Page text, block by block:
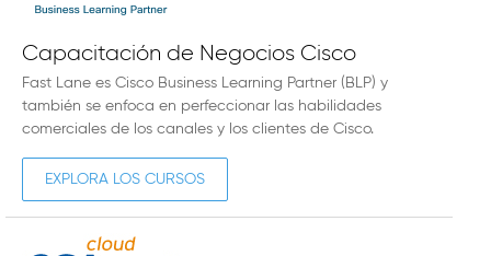
Capacitación de Negocios Cisco
Fast Lane es Cisco Business Learning Partner (BLP) y
también se enfoca en perfeccionar las habilidades
comerciales de los canales y los clientes de Cisco.
EXPLORA LOS CURSOS